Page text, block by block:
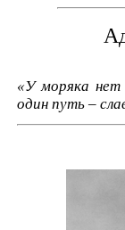
«У моряка нет
один путь –